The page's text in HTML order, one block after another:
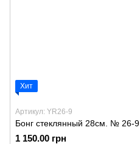
Хит
Артикул: YR26-9
Бонг стеклянный 28см. № 26-9
1 150.00 грн